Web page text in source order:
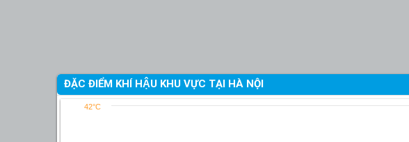
ĐẶC ĐIỂM KHÍ HẬU KHU VỰC TẠI HÀ NỘI
42°C